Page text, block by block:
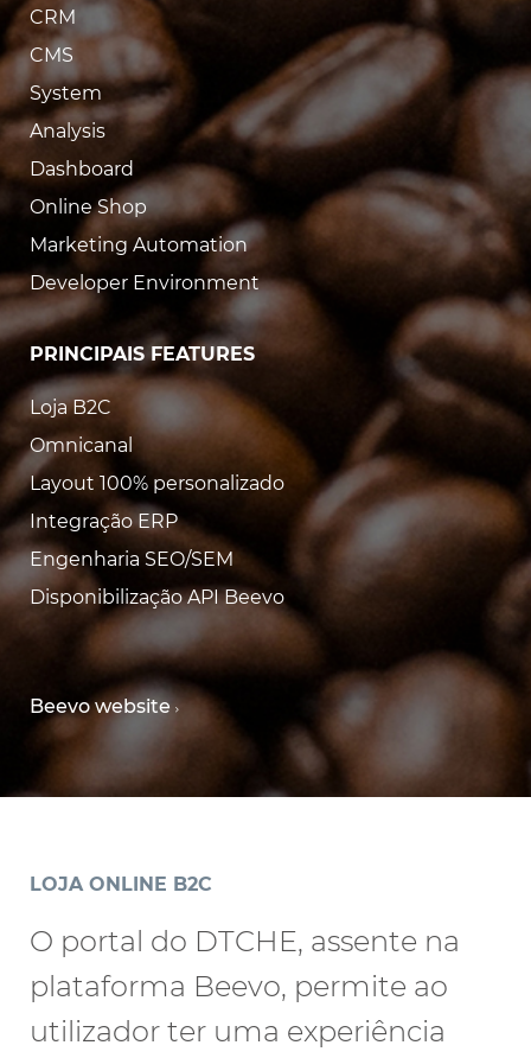
CRM
CMS
System
Analysis
Dashboard
Online Shop
Marketing Automation
Developer Environment
PRINCIPAIS FEATURES
Loja B2C
Omnicanal
Layout 100% personalizado
Integração ERP
Engenharia SEO/SEM
Disponibilização API Beevo
Beevo website
LOJA ONLINE B2C
O portal do DTCHE, assente na
plataforma Beevo, permite ao
utilizador ter uma experiência